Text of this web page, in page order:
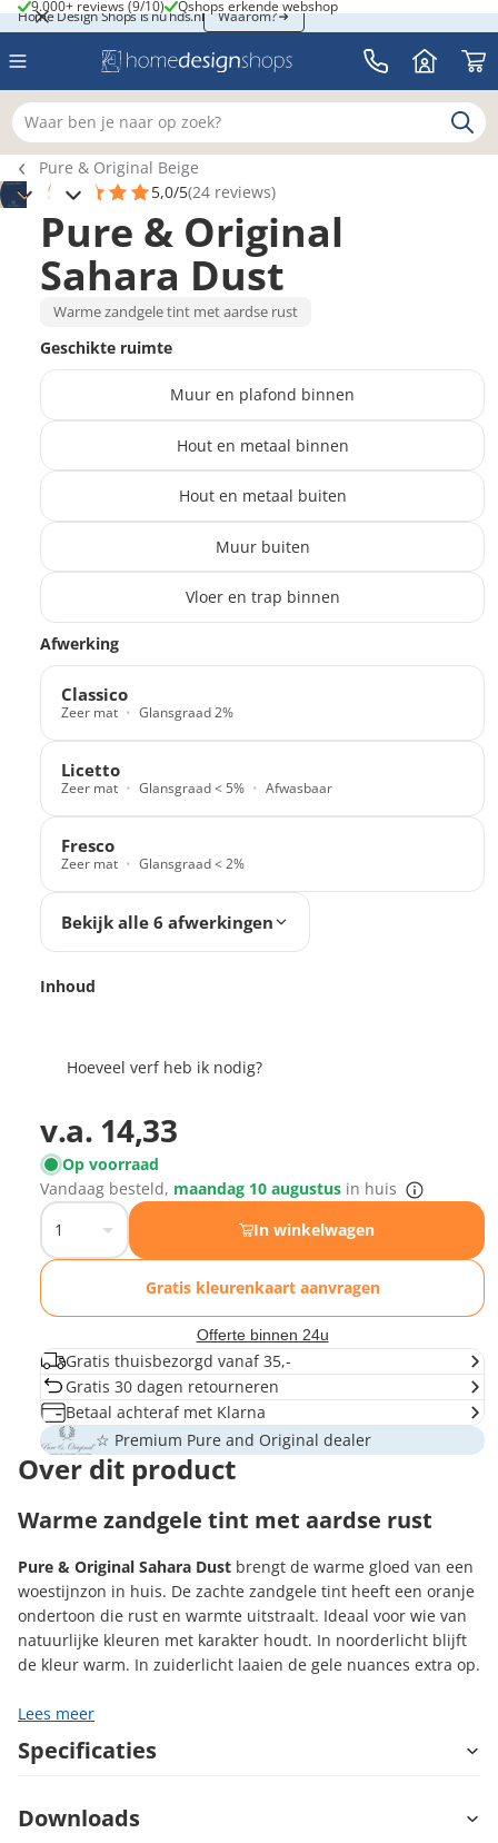
Home Design Shops is nu hds.nl
Home Design Shops is nu hds.nl Waarom?
9.000+ reviews (9/10)
9.000+ reviews (9/10) Qshops erkende webshop
Qshops erkende webshop
Waar ben je naar op zoek?
Breadcrumb navigatie
Pure & Original Beige
5,0/5(24 reviews)
Pure & Original
Sahara Dust
Warme zandgele tint met aardse rust
Geschikte ruimte
Muur en plafond binnen
Hout en metaal binnen
Hout en metaal buiten
Muur buiten
Vloer en trap binnen
Translation missing: nl.products.paint_filter.description
Afwerking
Classico
Zeer mat Glansgraad 2%
Licetto
Zeer mat Glansgraad < 5% Afwasbaar
Fresco
Zeer mat Glansgraad < 2%
Bekijk alle 6 afwerkingen
Inhoud
Hoeveel verf heb ik nodig?
v.a. 14,33
Op voorraad
Vandaag besteld, maandag 10 augustus in huis
In winkelwagen
Gratis kleurenkaart aanvragen
Offerte binnen 24u
Gratis thuisbezorgd vanaf 35,-
Gratis 30 dagen retourneren
Betaal achteraf met Klarna
☆ Premium Pure and Original dealer
Over dit product
Lees meer
Warme zandgele tint met aardse rust
Pure & Original Sahara Dust brengt de warme gloed van een
woestijnzon in huis. De zachte zandgele tint heeft een oranje
ondertoon die rust en warmte uitstraalt. Ideaal voor wie van
natuurlijke kleuren met karakter houdt. In noorderlicht blijft
de kleur warm. In zuiderlicht laaien de gele nuances extra op.
Specificaties
Downloads